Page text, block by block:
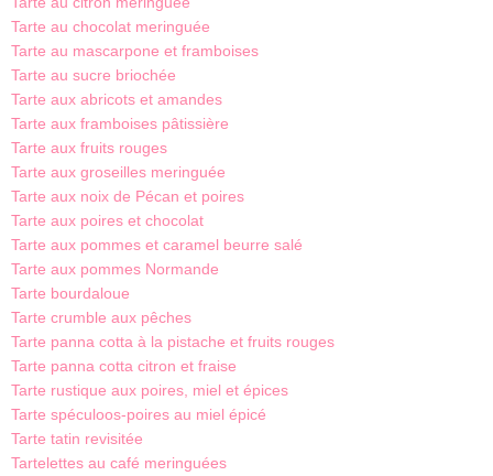
Tarte au chocolat meringuée
Tarte au mascarpone et framboises
Tarte au sucre briochée
Tarte aux abricots et amandes
Tarte aux framboises pâtissière
Tarte aux fruits rouges
Tarte aux groseilles meringuée
Tarte aux noix de Pécan et poires
Tarte aux poires et chocolat
Tarte aux pommes et caramel beurre salé
Tarte aux pommes Normande
Tarte bourdaloue
Tarte crumble aux pêches
Tarte panna cotta à la pistache et fruits rouges
Tarte panna cotta citron et fraise
Tarte rustique aux poires, miel et épices
Tarte spéculoos-poires au miel épicé
Tarte tatin revisitée
Tartelettes au café meringuées